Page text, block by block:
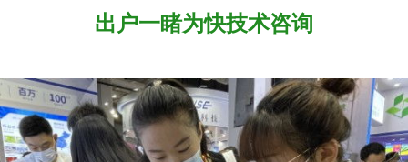
出户一睹为快技术咨询